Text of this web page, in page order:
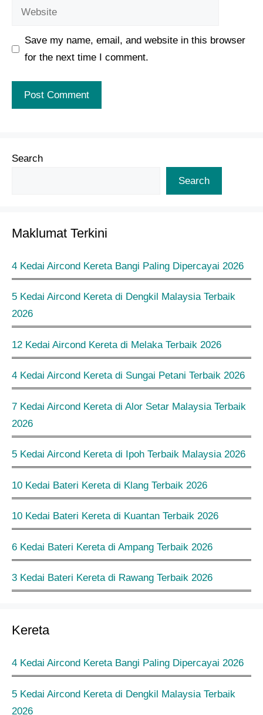
Website
Save my name, email, and website in this browser
for the next time I comment.
Search
Search
Maklumat Terkini
4 Kedai Aircond Kereta Bangi Paling Dipercayai 2026
5 Kedai Aircond Kereta di Dengkil Malaysia Terbaik
2026
12 Kedai Aircond Kereta di Melaka Terbaik 2026
4 Kedai Aircond Kereta di Sungai Petani Terbaik 2026
7 Kedai Aircond Kereta di Alor Setar Malaysia Terbaik
2026
5 Kedai Aircond Kereta di Ipoh Terbaik Malaysia 2026
10 Kedai Bateri Kereta di Klang Terbaik 2026
10 Kedai Bateri Kereta di Kuantan Terbaik 2026
6 Kedai Bateri Kereta di Ampang Terbaik 2026
3 Kedai Bateri Kereta di Rawang Terbaik 2026
Kereta
4 Kedai Aircond Kereta Bangi Paling Dipercayai 2026
5 Kedai Aircond Kereta di Dengkil Malaysia Terbaik
2026